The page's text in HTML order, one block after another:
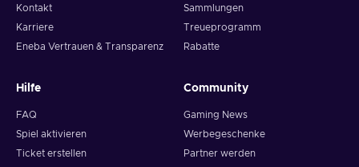
Kontakt
Karriere
Eneba Vertrauen & Transparenz
Sammlungen
Treueprogramm
Rabatte
Hilfe
FAQ
Spiel aktivieren
Ticket erstellen
Community
Gaming News
Werbegeschenke
Partner werden